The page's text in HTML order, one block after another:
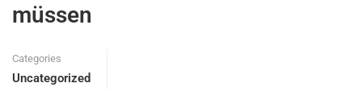
müssen
Categories
Uncategorized